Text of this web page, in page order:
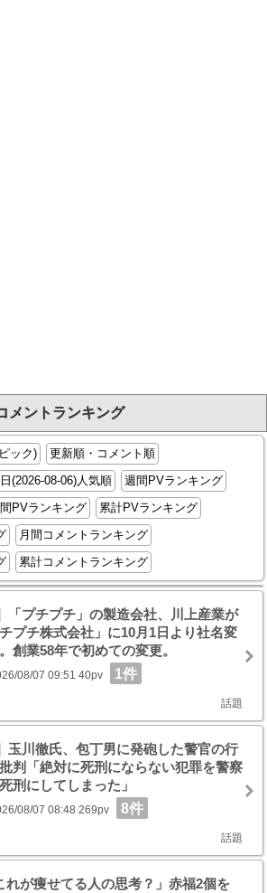
メントランキング
ック)
更新順・コメント順
(2026-08-06)人気順
週間PVランキング
PVランキング
累計PVランキング
月間コメントランキング
累計コメントランキング
「プチプチ」の製造会社、川上産業が
チプチ株式会社」に10月1日より社名変
創業58年で初めての変更。
08/07 09:51 40pv 1件
話題
玉川徹氏、包丁男に発砲した警官の行
判「絶対に死刑にならない犯罪を警察
刑にしてしまった」
08/07 08:48 269pv 8件
話題
れが痩せてる人の思考？」赤福2個を